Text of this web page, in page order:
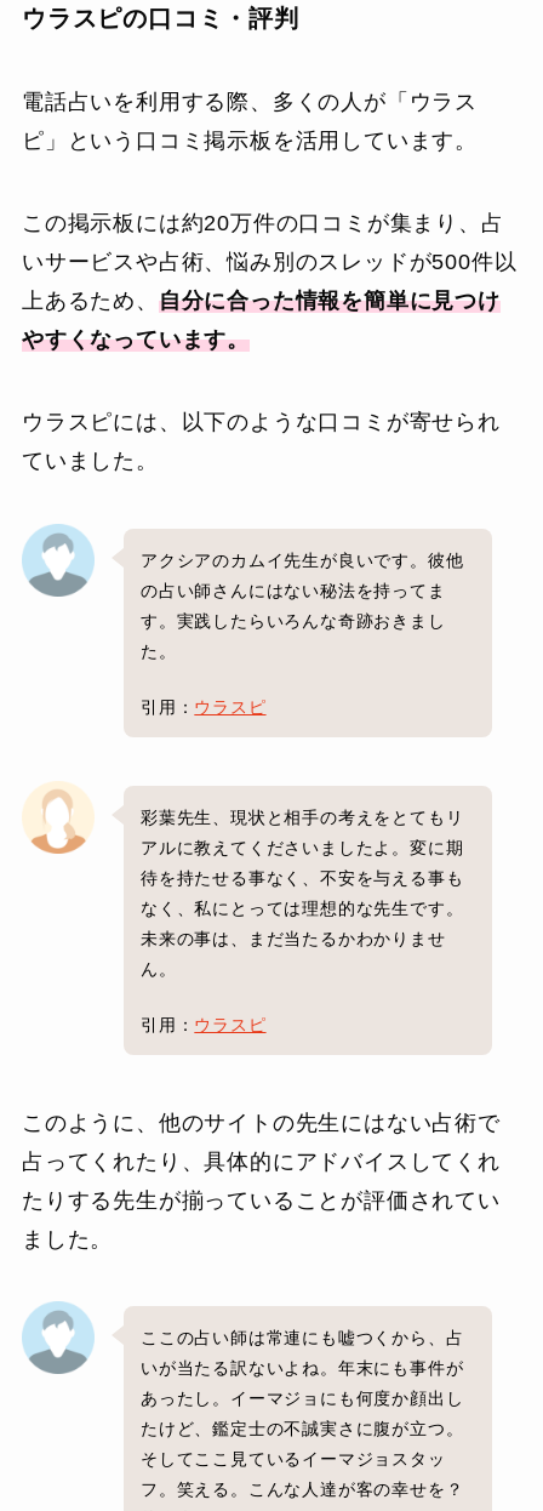
ウラスピの口コミ・評判
電話占いを利用する際、多くの人が「ウラス
ピ」という口コミ掲示板を活用しています。
この掲示板には約20万件の口コミが集まり、占
いサービスや占術、悩み別のスレッドが500件以
上あるため、 自分に合った情報を簡単に見つけ
やすくなっています。
ウラスピには、以下のような口コミが寄せられ
ていました。
アクシアのカムイ先生が良いです。彼他
の占い師さんにはない秘法を持ってま
す。実践したらいろんな奇跡おきまし
た。
引用： ウラスピ
彩葉先生、現状と相手の考えをとてもリ
アルに教えてくださいましたよ。変に期
待を持たせる事なく、不安を与える事も
なく、私にとっては理想的な先生です。
未来の事は、まだ当たるかわかりませ
ん。
引用： ウラスピ
このように、他のサイトの先生にはない占術で
占ってくれたり、具体的にアドバイスしてくれ
たりする先生が揃っていることが評価されてい
ました。
ここの占い師は常連にも嘘つくから、占
いが当たる訳ないよね。年末にも事件が
あったし。イーマジョにも何度か顔出し
たけど、鑑定士の不誠実さに腹が立つ。
そしてここ見ているイーマジョスタッ
フ。笑える。こんな人達が客の幸せを？